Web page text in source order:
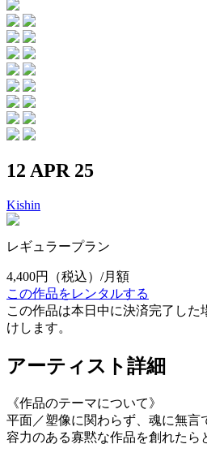
12 APR 25
Kishin
レギュラープラン
4,400円
（税込）/月額
この作品をレンタルする
この作品は本日中に決済完了した
けします。
アーティスト詳細
《作品のテーマについて》
平面／塑像に関わらず、魂に無言
容力のある寡黙な作品を創れたら